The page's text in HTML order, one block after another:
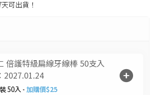
可出貨！
倍護特級扁線牙線棒 50支入
2027.01.24
50入 -加購價$25